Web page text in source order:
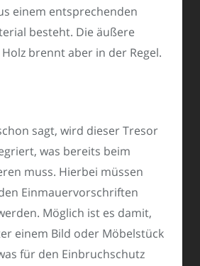
einem entsprechenden
besteht. Die äußere
brennt aber in der Regel.
sagt, wird dieser Tresor
was bereits beim
muss. Hierbei müssen
Einmauervorschriften
Möglich ist es damit,
einem Bild oder Möbelstück
für den Einbruchschutz